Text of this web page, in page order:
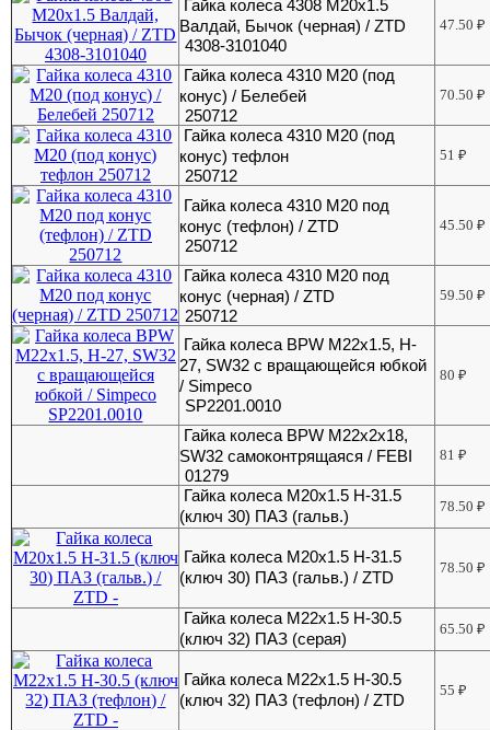
Гайка колеса 4308 М20х1.5
Валдай, Бычок (черная) / ZTD
4308-3101040
47.50₽
Гайка колеса 4310 М20 (под
конус) / Белебей
250712
70.50₽
Гайка колеса 4310 М20 (под
конус) тефлон
250712
51₽
Гайка колеса 4310 М20 под
конус (тефлон) / ZTD
250712
45.50₽
Гайка колеса 4310 М20 под
конус (черная) / ZTD
250712
59.50₽
Гайка колеса BPW М22х1.5, H-
27, SW32 с вращающейся юбкой
/ Simpeco
SP2201.0010
80₽
Гайка колеса BPW М22х2х18,
SW32 самоконтрящаяся / FEBI
01279
81₽
Гайка колеса M20x1.5 H-31.5
(ключ 30) ПАЗ (гальв.)
78.50₽
Гайка колеса M20x1.5 H-31.5
(ключ 30) ПАЗ (гальв.) / ZTD
78.50₽
Гайка колеса M22x1.5 H-30.5
(ключ 32) ПАЗ (серая)
65.50₽
Гайка колеса M22x1.5 H-30.5
(ключ 32) ПАЗ (тефлон) / ZTD
55₽